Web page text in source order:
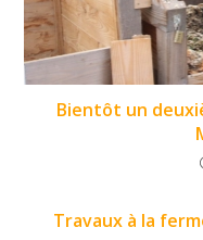
Bientôt un
Travaux à la